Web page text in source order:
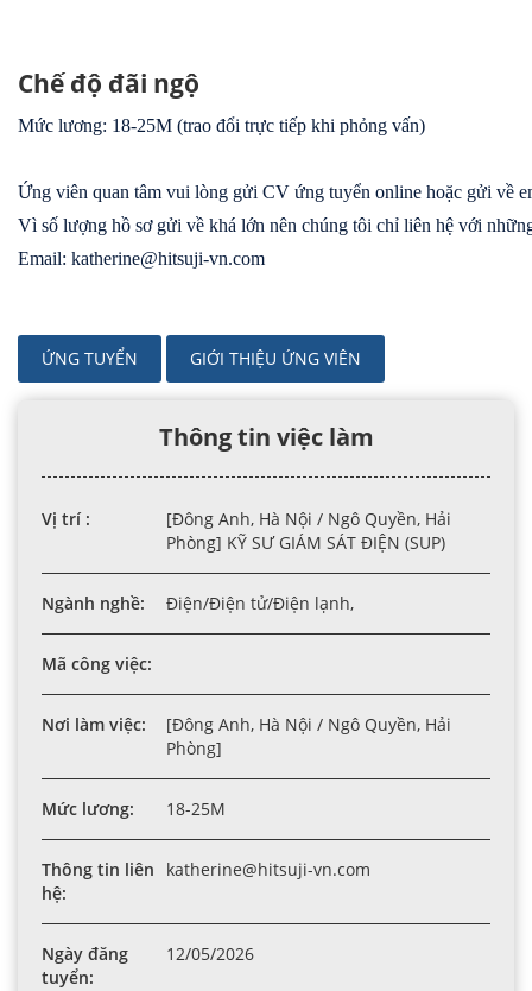
Chế độ đãi ngộ
Mức lương: 18-25M (trao đổi trực tiếp khi phỏng vấn)
Ứng viên quan tâm vui lòng gửi CV ứng tuyển online hoặc gửi về
Vì số lượng hồ sơ gửi về khá lớn nên chúng tôi chỉ liên hệ với
Email: katherine@hitsuji-vn.com
ỨNG TUYỂN GIỚI THIỆU ỨNG VIÊN
Thông tin việc làm
Vị trí :
[Đông Anh, Hà Nội / Ngô Quyền, Hải
Phòng] KỸ SƯ GIÁM SÁT ĐIỆN (SUP)
Ngành nghề: Điện/Điện tử/Điện lạnh,
Mã công việc:
Nơi làm việc:
[Đông Anh, Hà Nội / Ngô Quyền, Hải
Phòng]
Mức lương: 18-25M
Thông tin liên
hệ:
katherine@hitsuji-vn.com
Ngày đăng
tuyển:
12/05/2026